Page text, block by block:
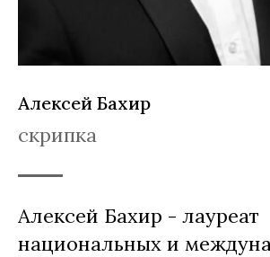
Алексей Бахир
скрипка
Алексей Бахир - лауреат
национальных и